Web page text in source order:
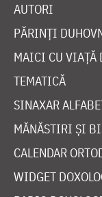
AUTORI
PĂRINȚI
MAICI CU VIAȚĂ
TEMATICĂ
SINAXAR
MĂNĂSTIRI ȘI
CALENDAR
WIDGET